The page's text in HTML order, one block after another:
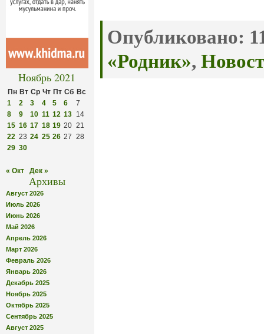
Ноябрь 2021
Пн Вт Ср Чт Пт Сб Вс
1
2 3 4 5 6
7
8
9 10 11 12 13 14
15 16 17 18 19 20 21
22 23 24 25 26 27 28
29 30
« Окт Дек »
Архивы
Август 2026
Июль 2026
Июнь 2026
Май 2026
Апрель 2026
Март 2026
Февраль 2026
Январь 2026
Декабрь 2025
Ноябрь 2025
Октябрь 2025
Сентябрь 2025
Август 2025
Опубликовано:
«Родник»,